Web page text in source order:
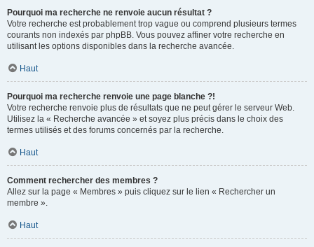
Pourquoi ma recherche ne renvoie aucun résultat ?
Votre recherche est probablement trop vague ou comprend plusieurs termes
courants non indexés par phpBB. Vous pouvez affiner votre recherche en
utilisant les options disponibles dans la recherche avancée.
Haut
Pourquoi ma recherche renvoie une page blanche ?!
Votre recherche renvoie plus de résultats que ne peut gérer le serveur Web.
Utilisez la « Recherche avancée » et soyez plus précis dans le choix des
termes utilisés et des forums concernés par la recherche.
Haut
Comment rechercher des membres ?
Allez sur la page « Membres » puis cliquez sur le lien « Rechercher un
membre ».
Haut